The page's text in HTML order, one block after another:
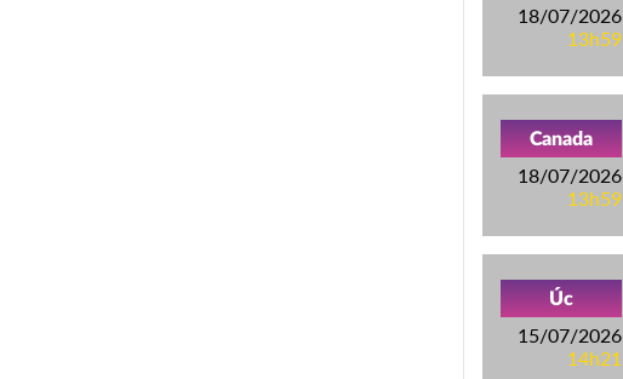
18/07/2026
13h59
Canada
18/07/2026
13h59
Úc
15/07/2026
14h21